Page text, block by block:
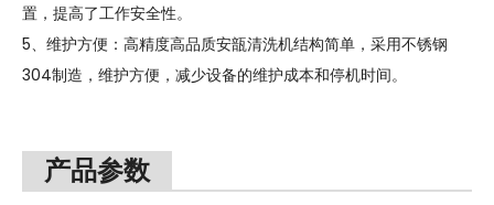
置，提高了工作安全性。
5、维护方便：高精度高品质安瓿清洗机结构简单，采用不锈钢
304制造，维护方便，减少设备的维护成本和停机时间。
产品参数